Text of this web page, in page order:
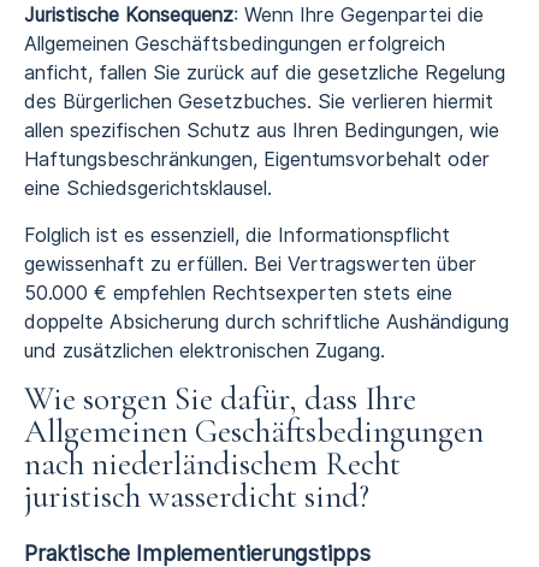
Juristische Konsequenz: Wenn Ihre Gegenpartei die
Allgemeinen Geschäftsbedingungen erfolgreich
anficht, fallen Sie zurück auf die gesetzliche Regelung
des Bürgerlichen Gesetzbuches. Sie verlieren hiermit
allen spezifischen Schutz aus Ihren Bedingungen, wie
Haftungsbeschränkungen, Eigentumsvorbehalt oder
eine Schiedsgerichtsklausel.
Folglich ist es essenziell, die Informationspflicht
gewissenhaft zu erfüllen. Bei Vertragswerten über
50.000 € empfehlen Rechtsexperten stets eine
doppelte Absicherung durch schriftliche Aushändigung
und zusätzlichen elektronischen Zugang.
Wie sorgen Sie dafür, dass Ihre
Allgemeinen Geschäftsbedingungen
nach niederländischem Recht
juristisch wasserdicht sind?
Praktische Implementierungstipps